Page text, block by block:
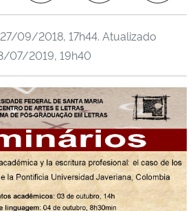
Inovações e Comunicações
27/09/2018, 17h44. Atualizado
07/2019, 19h40